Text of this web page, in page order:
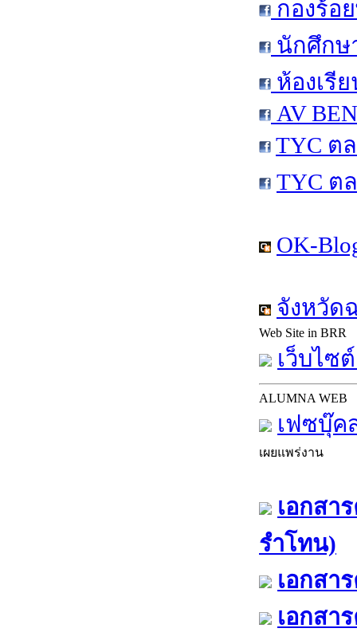
กองร้อ
นักศึกษ
ห้องเรี
AV
TYC ต
TYC ต
OK-
จังหวัด
Web Site in BRR
เว็บไซ
ALUMNA WEB
เฟซบุ๊ค
เผยแพร่งาน
เอกสา
รำโทน)
เอกสา
เอกสา